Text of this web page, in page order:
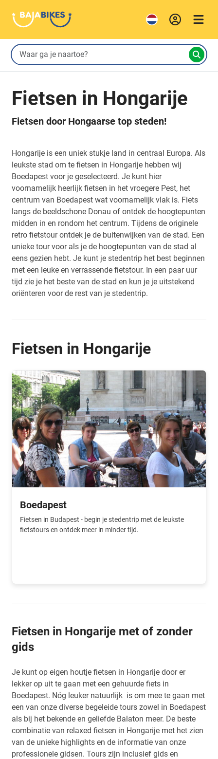
Fietsen in Hongarije
Fietsen door Hongaarse top steden!
Hongarije is een uniek stukje land in centraal Europa. Als
leukste stad om te fietsen in Hongarije hebben wij
Boedapest voor je geselecteerd. Je kunt hier
voornamelijk heerlijk fietsen in het vroegere Pest, het
centrum van Boedapest wat voornamelijk vlak is. Fiets
langs de beeldschone Donau of ontdek de hoogtepunten
midden in en rondom het centrum. Tijdens de originele
retro fietstour ontdek je de buitenwijken van de stad. Een
unieke tour voor als je de hoogtepunten van de stad al
eens gezien hebt. Je kunt je stedentrip het best beginnen
met een leuke en verrassende fietstour. In een paar uur
tijd zie je het beste van de stad en kun je je uitstekend
oriënteren voor de rest van je stedentrip.
Fietsen in Hongarije
Boedapest
Fietsen in Budapest - begin je stedentrip met de leukste
fietstours en ontdek meer in minder tijd.
Fietsen in Hongarije met of zonder
gids
Je kunt op eigen houtje fietsen in Hongarije door er
lekker op uit te gaan met een gehuurde fiets in
Boedapest. Nóg leuker natuurlijk is om mee te gaan met
een van onze diverse begeleide tours zowel in Boedapest
als bij het bekende en geliefde Balaton meer. De beste
combinatie van relaxed fietsen in Hongarije met het zien
van de unieke highlights en de informatie van onze
professionele gidsen. Tours zijn inclusief gids en